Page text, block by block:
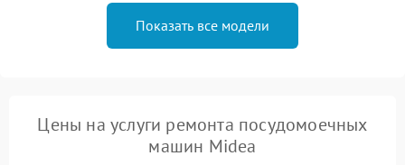
Показать все модели
Цены на услуги ремонта посудомоечных
машин Midea